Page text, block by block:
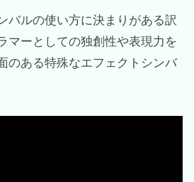
バルの使い方に決まりがある訳
マーとしての独創性や表現力を
のある特殊なエフェクトシンバ